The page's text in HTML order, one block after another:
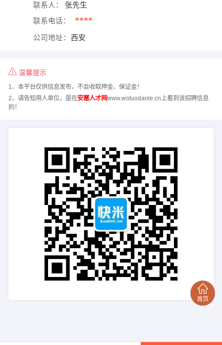
联系人： 张先生
联系电话： ****
公司地址： 西安
温馨提示
1、本平台仅供信息发布，不会收取押金、保证金！
2、请告知用人单位，是在安塞人才网www.wotuodanle.cn上看到该招聘信息
的！